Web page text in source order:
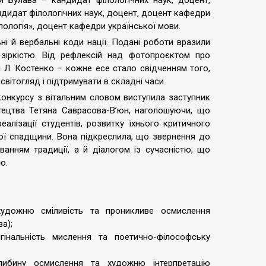
філологічних наук, доцент, доцент кафедри
доцент кафедри української мови.
й вербальні коди нації. Подані роботи вразили
Від рефлексій над фотопроєктом про
Л. Костенко – кожне есе стало свідченням того,
і підтримувати в складні часи.
з вітальним словом виступила заступник
Тетяна Саврасова-В’юн, наголошуючи, що
студентів, розвитку їхнього критичного
спадщини. Вона підкреслила, що звернення до
традиції, а й діалогом із сучасністю, що
сміливість та проникливе осмислення
мислення та поетично-філософську
осмислення та художню інтерпретацію